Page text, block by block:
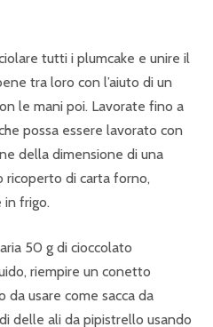
tutti i plumcake e unire il
tra loro con l’aiuto di un
le mani poi. Lavorate fino a
possa essere lavorato con
della dimensione di una
ricoperto di carta forno,
in frigo.
50 g di cioccolato
riempire un conetto
usare come sacca da
delle ali da pipistrello usando